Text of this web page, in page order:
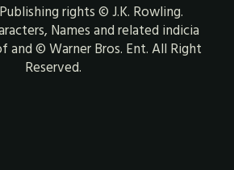
rights © J.K. Rowling.
Names and related indicia
and © Warner Bros. Ent. All Right
Reserved.